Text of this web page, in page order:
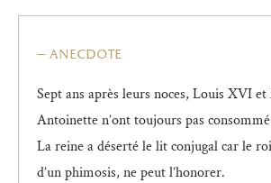
anecdote
Sept ans après leurs noces, Louis XVI
Antoinette n’ont toujours pas
La reine a déserté le lit conjugal car le
d’un phimosis, ne peut l’honorer.